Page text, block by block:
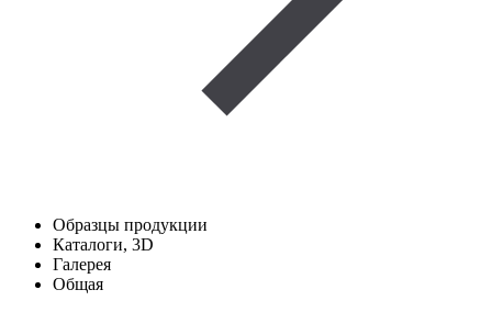
Образцы продукции
Каталоги, 3D
Галерея
Общая